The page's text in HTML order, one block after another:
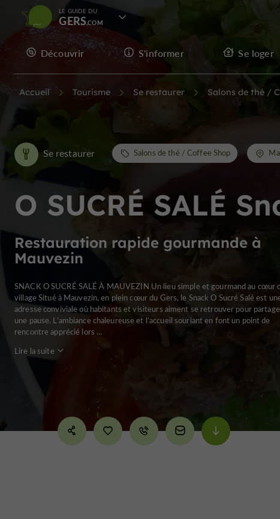
LE GUIDE DU
GERS
Découvrir S'informer Se loger
Accueil Tourisme Se restaurer Salons de thé /
O SUCRÉ SALÉ
Restauration rapide gourmande à
Mauvezin
Se restaurer Salons de thé / Coffee Shop
SNACK O SUCRÉ SALÉ À MAUVEZIN Un lieu simple et gourmand au cœur
village Situé à Mauvezin, en plein cœur du Gers, le Snack O Sucré Salé est
adresse conviviale où habitants et visiteurs aiment se retrouver pour
une pause. L’ambiance chaleureuse et l’accueil souriant en font un point de
rencontre apprécié lors ...
Lire la suite